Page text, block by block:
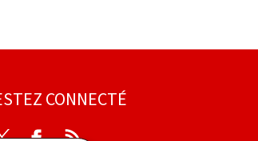
CONNECTÉ
TwitterFacebook
RSS